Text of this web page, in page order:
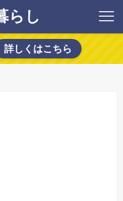
らし
詳しくはこちら